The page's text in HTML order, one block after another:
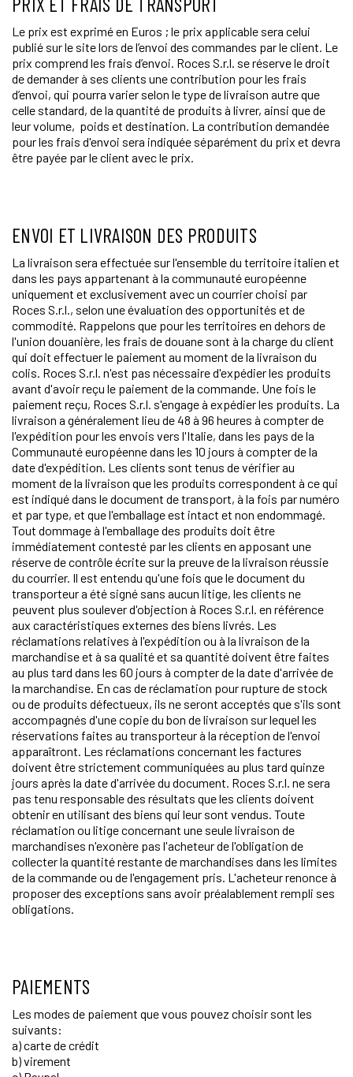
Le prix est exprimé en Euros ; le prix applicable sera celui
publié sur le site lors de l’envoi des commandes par le client. Le
prix comprend les frais d’envoi. Roces S.r.l. se réserve le droit
de demander à ses clients une contribution pour les frais
d’envoi, qui pourra varier selon le type de livraison autre que
celle standard, de la quantité de produits à livrer, ainsi que de
leur volume, poids et destination. La contribution demandée
pour les frais d'envoi sera indiquée séparément du prix et devra
être payée par le client avec le prix.
ENVOI ET LIVRAISON DES PRODUITS
La livraison sera effectuée sur l'ensemble du territoire italien et
dans les pays appartenant à la communauté européenne
uniquement et exclusivement avec un courrier choisi par
Roces S.r.l., selon une évaluation des opportunités et de
commodité. Rappelons que pour les territoires en dehors de
l'union douanière, les frais de douane sont à la charge du client
qui doit effectuer le paiement au moment de la livraison du
colis. Roces S.r.l. n'est pas nécessaire d'expédier les produits
avant d'avoir reçu le paiement de la commande. Une fois le
paiement reçu, Roces S.r.l. s'engage à expédier les produits. La
livraison a généralement lieu de 48 à 96 heures à compter de
l'expédition pour les envois vers l'Italie, dans les pays de la
Communauté européenne dans les 10 jours à compter de la
date d'expédition. Les clients sont tenus de vérifier au
moment de la livraison que les produits correspondent à ce qui
est indiqué dans le document de transport, à la fois par numéro
et par type, et que l'emballage est intact et non endommagé.
Tout dommage à l'emballage des produits doit être
immédiatement contesté par les clients en apposant une
réserve de contrôle écrite sur la preuve de la livraison réussie
du courrier. Il est entendu qu'une fois que le document du
transporteur a été signé sans aucun litige, les clients ne
peuvent plus soulever d'objection à Roces S.r.l. en référence
aux caractéristiques externes des biens livrés. Les
réclamations relatives à l'expédition ou à la livraison de la
marchandise et à sa qualité et sa quantité doivent être faites
au plus tard dans les 60 jours à compter de la date d'arrivée de
la marchandise. En cas de réclamation pour rupture de stock
ou de produits défectueux, ils ne seront acceptés que s'ils sont
accompagnés d'une copie du bon de livraison sur lequel les
réservations faites au transporteur à la réception de l'envoi
apparaîtront. Les réclamations concernant les factures
doivent être strictement communiquées au plus tard quinze
jours après la date d'arrivée du document. Roces S.r.l. ne sera
pas tenu responsable des résultats que les clients doivent
obtenir en utilisant des biens qui leur sont vendus. Toute
réclamation ou litige concernant une seule livraison de
marchandises n'exonère pas l'acheteur de l'obligation de
collecter la quantité restante de marchandises dans les limites
de la commande ou de l'engagement pris. L'acheteur renonce à
proposer des exceptions sans avoir préalablement rempli ses
obligations.
PAIEMENTS
Les modes de paiement que vous pouvez choisir sont les
suivants:
a) carte de crédit
b) virement